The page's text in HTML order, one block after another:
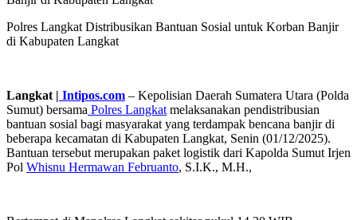
Polres Langkat Distribusikan Bantuan Sosial untuk Korban Banjir
di Kabupaten Langkat
Langkat | Intipos.com – Kepolisian Daerah Sumatera Utara (Polda
Sumut) bersama Polres Langkat melaksanakan pendistribusian
bantuan sosial bagi masyarakat yang terdampak bencana banjir di
beberapa kecamatan di Kabupaten Langkat, Senin (01/12/2025).
Bantuan tersebut merupakan paket logistik dari Kapolda Sumut Irjen
Pol Whisnu Hermawan Februanto, S.I.K., M.H.,